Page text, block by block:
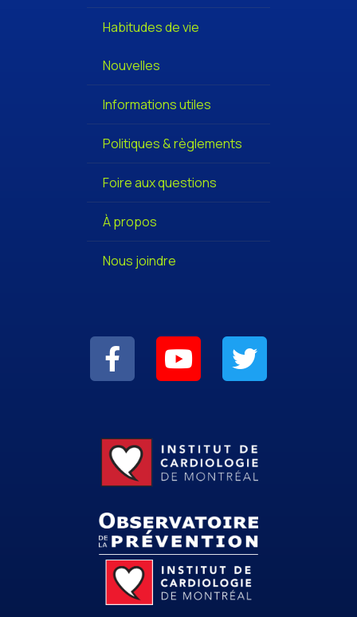
Habitudes de vie
Nouvelles
Informations utiles
Politiques & règlements
Foire aux questions
À propos
Nous joindre